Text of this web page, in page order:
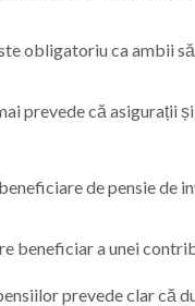
obligatoriu ca ambii
prevede că asigurații
de pensie de
beneficiar a unei
prevede clar că